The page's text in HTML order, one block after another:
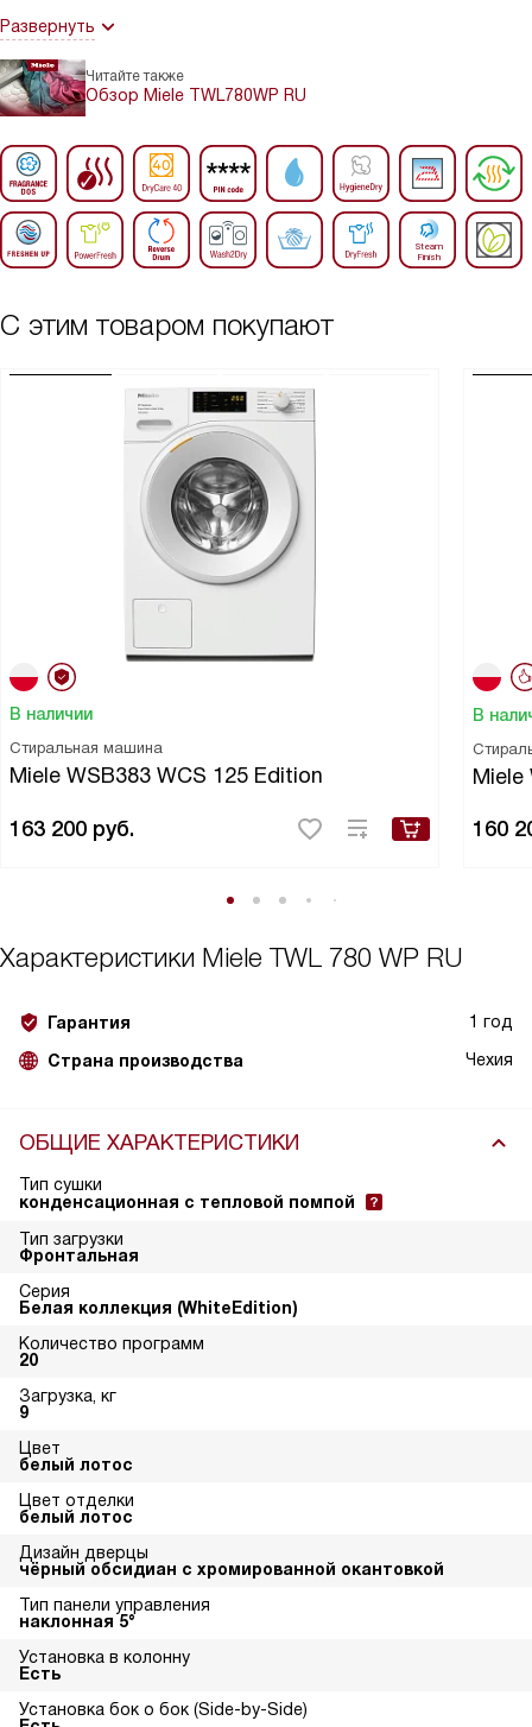
Развернуть
Читайте также
Обзор Miele TWL780WP RU
С этим товаром покупают
В наличии
Стиральная машина
Miele WSB383 WCS 125 Edition
163 200 руб.
В
Miele
160
Характеристики Miele TWL 780 WP RU
Гарантия 1 год
Страна производства Чехия
ОБЩИЕ ХАРАКТЕРИСТИКИ
Тип сушки
конденсационная с тепловой помпой
Тип загрузки
Фронтальная
Серия
Белая коллекция (WhiteEdition)
Количество программ
20
Загрузка, кг
9
Цвет
белый лотос
Цвет отделки
белый лотос
Дизайн дверцы
чёрный обсидиан с хромированной окантовкой
Тип панели управления
наклонная 5°
Установка в колонну
Есть
Установка бок о бок (Side-by-Side)